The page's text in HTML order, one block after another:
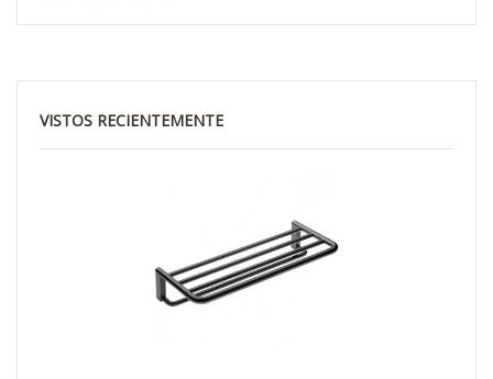
VISTOS RECIENTEMENTE